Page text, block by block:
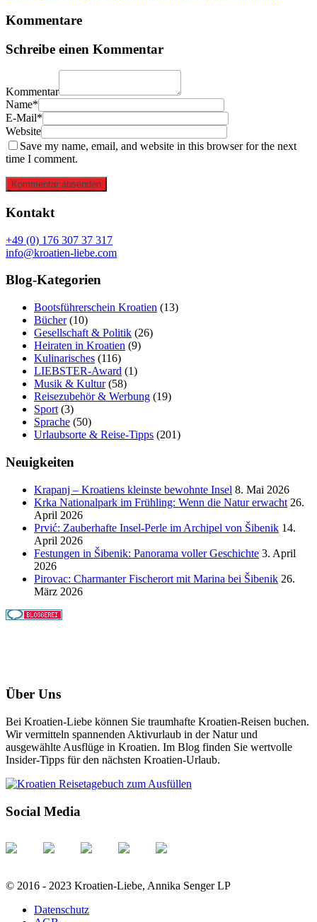
Kommentare
Schreibe einen Kommentar
Kommentar
Name*
E-Mail*
Website
Save my name, email, and website in this browser for the next
time I comment.
Kommentar absenden
Kontakt
+49 (0) 176 307 37 317
info@kroatien-liebe.com
Blog-Kategorien
Bootsführerschein Kroatien (13)
Bücher(10)
Gesellschaft & Politik (26)
Heiraten in Kroatien (9)
Kulinarisches (116)
LIEBSTER-Award (1)
Musik & Kultur(58)
Reisezubehör & Werbung (19)
Sport (3)
Sprache (50)
Urlaubsorte & Reise-Tipps (201)
Neuigkeiten
Krapanj – Kroatiens kleinste bewohnte Insel 8. Mai 2026
Krka Nationalpark im Frühling: Wenn die Natur erwacht 26.
April 2026
Prvić: Zauberhafte Insel-Perle im Archipel von Šibenik 14.
April 2026
Festungen in Šibenik: Panorama voller Geschichte 3. April
2026
Pirovac: Charmanter Fischerort mit Marina bei Šibenik 26.
März 2026
Über Uns
Bei Kroatien-Liebe können Sie traumhafte Kroatien-Reisen buchen.
Wir vermitteln spannenden Aktivurlaub in der Natur und
ausgewählte Ausflüge in Kroatien. Im Blog finden Sie wertvolle
Insider-Tipps für den nächsten Kroatien-Urlaub.
Social Media
© 2016 - 2023 Kroatien-Liebe, Annika Senger LP
Datenschutz